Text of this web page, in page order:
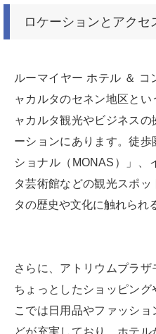
ロケーションとアクセ
ルーマイヤー ホテル ＆
ャカルタのセネン地区と
ャカルタ観光やビジネス
ーションにあります。徒
ショナル（MONAS）」、
タ芸術館などの観光スポ
タの歴史や文化に触れられ
さらに、アトリウムプラザ
ちょっとしたショッピング
こでは日用品やファッシ
どが充実しており、ホテ